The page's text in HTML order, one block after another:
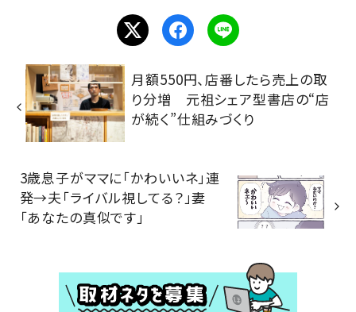
月額550円、店番したら売上の取
り分増 元祖シェア型書店の“店
が続く”仕組みづくり
3歳息子がママに「かわいいネ」連
発→夫「ライバル視してる？」妻
「あなたの真似です」